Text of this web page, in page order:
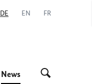
DE EN FR
News